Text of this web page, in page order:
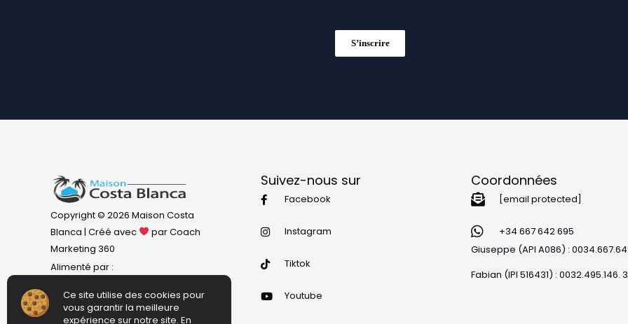
S’inscrire
Copyright © 2026 Maison Costa
Blanca | Créé avec
par Coach
Marketing 360
Alimenté par :
Suivez-nous sur
Facebook
Instagram
Tiktok
Youtube
Coordonnées
[email protected]
+34 667 642 695
Giuseppe (API A086) :
Fabian (IPI 516431) : 0032.495.146.
Ce site utilise des cookies pour
vous garantir la meilleure
expérience sur notre site. En